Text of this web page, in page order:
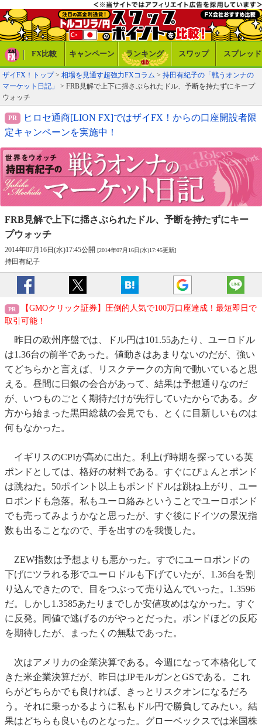
FX比較 キャンペーン ランキング スワップ スプレッド
ザイFX！トップ> 相場を見通す超強力FXコラム > 持田有紀子の「戦うオンナの
マーケット日記」
> FRB見解で上下に揺さぶられたドル、予断を持たずにキープ
ウォッチ
ヒロセ通商[LION FX]ではザイFX！からの口座開設者限
定キャンペーンを実施中！
FRB見解で上下に揺さぶられたドル、 予断を持たずにキー
プウォッチ
2014年07月16日(水)17:45公開 [2014年07月16日(水)17:45更新]
持田有紀子
【GMOクリック証券】圧倒的人気で100万口座達成！最短即日で
取引可能！
昨日の欧州序盤では、ドル円は101.55あたり、ユーロドル
は1.36台の前半であった。値動きはあまりないのだが、強い
てどちらかと言えば、リスクテークの方向で動いていると思
える。昼間に日銀の会合があって、結果は予想通りなのだ
が、いつものごとく期待だけが先行していたからである。夕
方から始まった黒田総裁の会見でも、とくに目新しいものは
何もなかった。
イギリスのCPIが高めに出た。利上げ時期を探っている英
ポンドとしては、格好の材料である。すぐにぴょんとポンド
は跳ねた。50ポイント以上もポンドドルは跳ね上がり、ユー
ロポンドも急落。私もユーロ絡みということでユーロポンド
でも売ってみようかなと思ったが、すぐ後にドイツの景況指
数も出ることなので、手を出すのを我慢した。
ZEW指数は予想よりも悪かった。すでにユーロポンドの
下げにツラれる形でユーロドルも下げていたが、1.36台を割
り込んできたので、目をつぶって売り込んでいった。1.3596
だ。しかし1.3585あたりまでしか安値攻めはなかった。すぐ
に反発。同値で逃げるのがやっとだった。ポンドほどの反応
を期待したが、まったくの無駄であった。
次はアメリカの企業決算である。今週になって本格化して
きた米企業決算だが、昨日はJPモルガンとGSである。これ
らがどちらかでも良ければ、きっとリスクオンになるだろ
う。それに乗っかるように私もドル円で勝負してみたい。結
果はどちらも良いものとなった。グローベックスでは米国株